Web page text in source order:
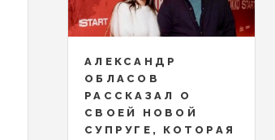
АЛЕКСАНДР
ОБЛАСОВ
РАССКАЗАЛ О
СВОЕЙ НОВОЙ
СУПРУГЕ, КОТОРАЯ